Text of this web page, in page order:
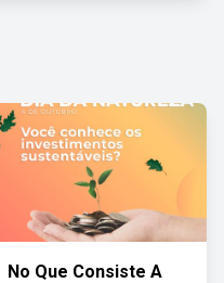
No Que Consiste A